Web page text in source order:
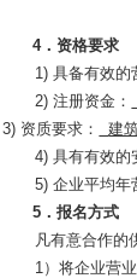
4．资格要求
1) 具备有效的
2) 注册资金：
3) 资质要求：
建
4) 具有有效的
5)企业平均年
5 ． 报名方式
凡有意合作的
1）将企业营